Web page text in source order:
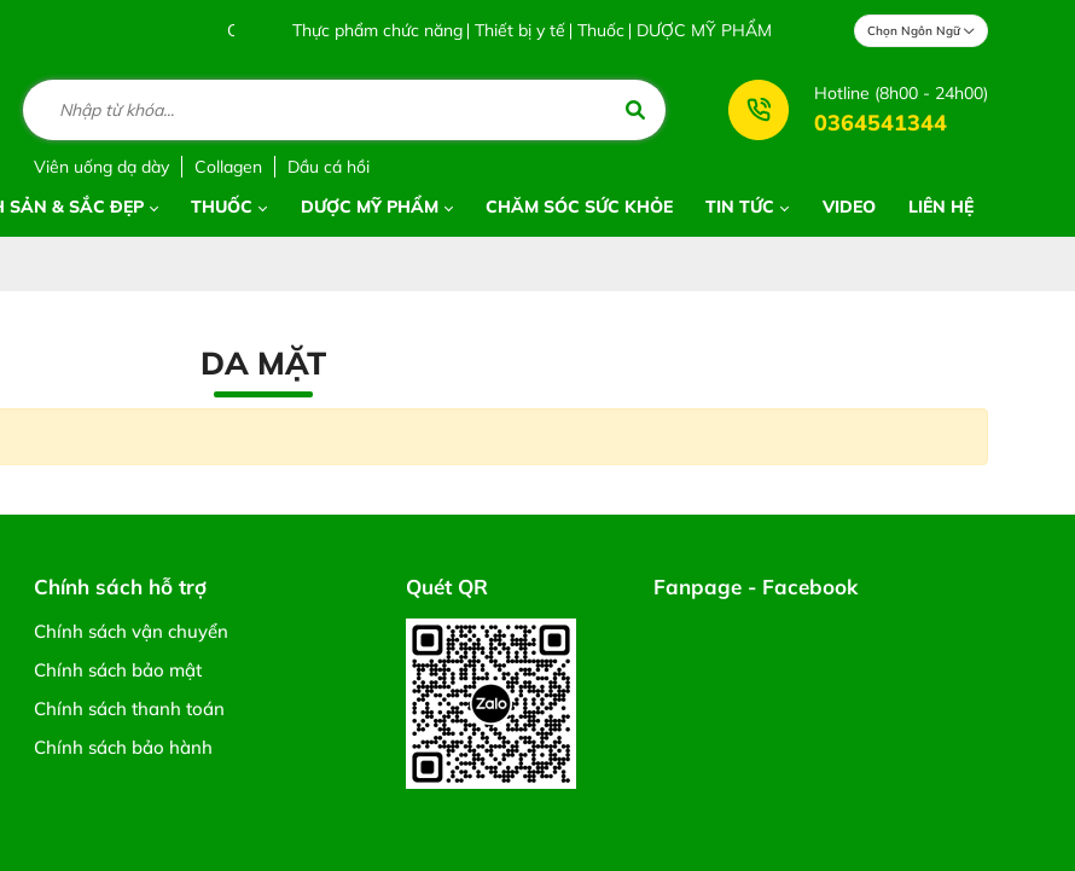
Chào mừng bạn đến với Nhà Thuốc Thái Sơn
Thực phẩm chức năng Thiết bị y tế Thuốc DƯỢC MỸ PHẨM Chọn Ngôn Ngữ
Hotline (8h00 - 24h00)
0364541344
Viên uống dạ dày Collagen
Dầu cá hồi
SẢN & SẮC ĐẸP THUỐC DƯỢC MỸ PHẨM CHĂM SÓC SỨC KHỎE TIN TỨC VIDEO LIÊN HỆ
DA MẶT
Chính sách hỗ trợ
Chính sách vận chuyển
Chính sách bảo mật
Chính sách thanh toán
Chính sách bảo hành
Quét QR Fanpage - Facebook